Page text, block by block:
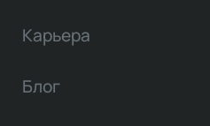
Карьера
Блог